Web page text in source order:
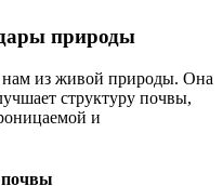
природы
нам из живой природы. Она
структуру почвы,
и
почвы